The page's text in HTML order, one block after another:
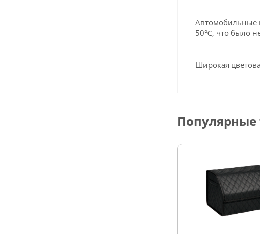
Автомобильные
50℃, что было
Широкая
Популярные